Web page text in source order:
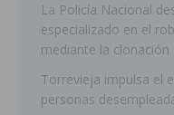
La Policía Nacional
especializado en el
mediante la
Torrevieja impulsa el
personas